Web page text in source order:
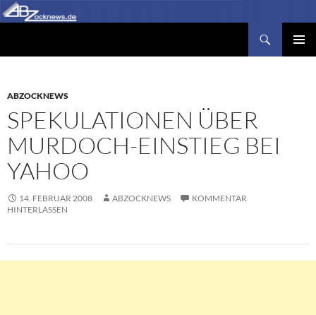
Zum
Inhalt
ABZOCKNEWS
SPEKULATIONEN ÜBER
MURDOCH-EINSTIEG BEI
YAHOO
14. FEBRUAR 2008 ABZOCKNEWS
KOMMENTAR
HINTERLASSEN